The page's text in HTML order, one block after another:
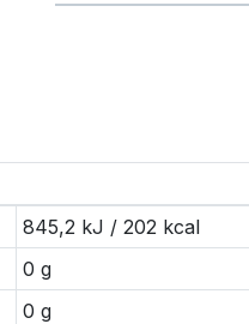
845,2 kJ / 202 kcal
0 g
0 g